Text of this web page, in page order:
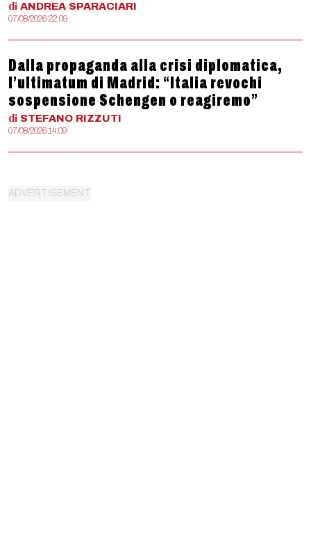
di ANDREA SPARACIARI
07/08/2026 22:09
Dalla propaganda alla crisi diplomatica,
l’ultimatum di Madrid: “Italia revochi
sospensione Schengen o reagiremo”
di STEFANO RIZZUTI
07/08/2026 14:09